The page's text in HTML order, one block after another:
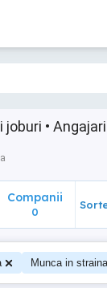
•
Companii
0
Munca in